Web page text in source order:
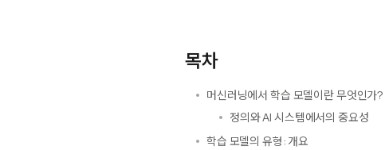
목차
머신러닝에서 학습 모델이란 무엇인가?
정의와 AI 시스템에서의 중요성
학습 모델의 유형: 개요